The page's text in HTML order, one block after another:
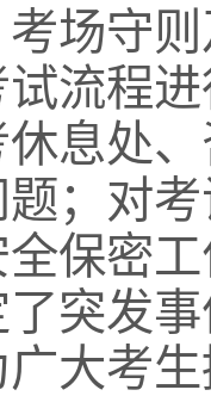
场守
流程
息处
；对
保密
突发
大考